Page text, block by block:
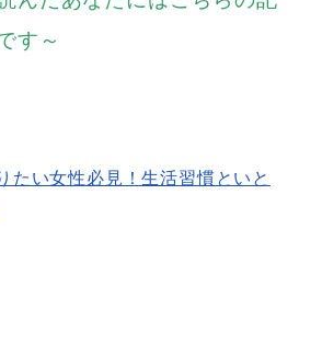
す～
たい女性必見！生活習慣といと